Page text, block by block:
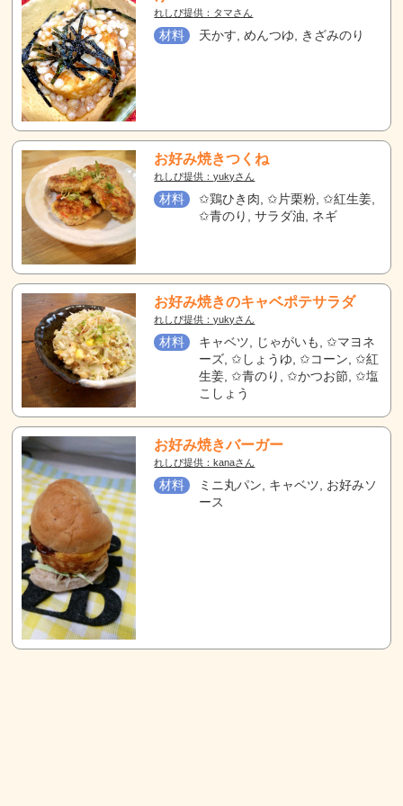
れしぴ提供：タマさん
材料 天かす, めんつゆ, きざみのり
お好み焼きつくね
れしぴ提供：yukyさん
材料
✩鶏ひき肉, ✩片栗粉, ✩紅生姜,
✩青のり, サラダ油, ネギ
お好み焼きのキャベポテサラダ
れしぴ提供：yukyさん
材料
キャベツ, じゃがいも, ✩マヨネ
ーズ, ✩しょうゆ, ✩コーン, ✩紅
生姜, ✩青のり, ✩かつお節, ✩塩
こしょう
お好み焼きバーガー
れしぴ提供：kanaさん
材料
ミニ丸パン, キャベツ, お好みソ
ース